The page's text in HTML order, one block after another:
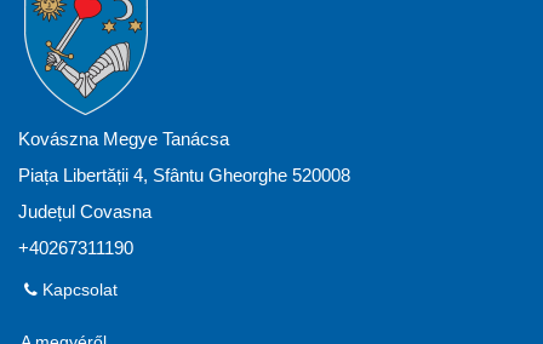
Kovászna Megye Tanácsa
Piața Libertății 4, Sfântu Gheorghe 520008
Județul Covasna
+40267311190
Kapcsolat